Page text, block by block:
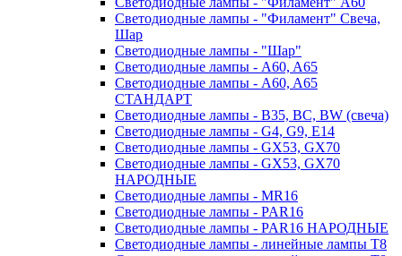
Светодиодные лампы - "Филамент" Свеча,
Шар
Светодиодные лампы - "Шар"
Светодиодные лампы - A60, A65
Светодиодные лампы - A60, A65
СТАНДАРТ
Светодиодные лампы - B35, BC, BW (свеча)
Светодиодные лампы - G4, G9, Е14
Светодиодные лампы - GX53, GX70
Светодиодные лампы - GX53, GX70
НАРОДНЫЕ
Светодиодные лампы - MR16
Светодиодные лампы - PAR16
Светодиодные лампы - PAR16 НАРОДНЫЕ
Светодиодные лампы - линейные лампы T8